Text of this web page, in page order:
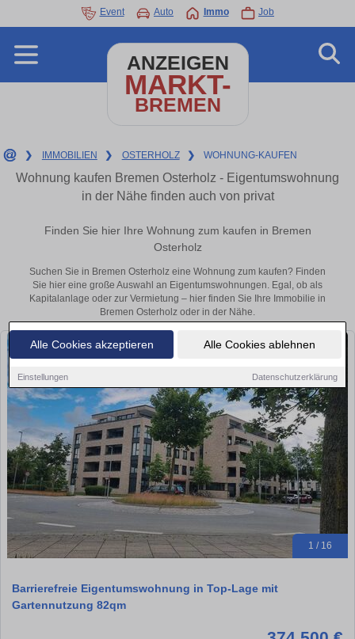
Alle Cookies akzeptieren Alle Cookies ablehnen
Einstellungen Datenschutzerklärung
Event Auto Immo Job
ANZEIGEN
MARKT-
BREMEN
❯ IMMOBILIEN ❯ OSTERHOLZ ❯ WOHNUNG-KAUFEN
Wohnung kaufen Bremen Osterholz - Eigentumswohnung
in der Nähe finden auch von privat
Finden Sie hier Ihre Wohnung zum kaufen in Bremen
Osterholz
Suchen Sie in Bremen Osterholz eine Wohnung zum kaufen? Finden
Sie hier eine große Auswahl an Eigentumswohnungen. Egal, ob als
Kapitalanlage oder zur Vermietung – hier finden Sie Ihre Immobilie in
Bremen Osterholz oder in der Nähe.
1 / 16
Barrierefreie Eigentumswohnung in Top-Lage mit
Gartennutzung 82qm